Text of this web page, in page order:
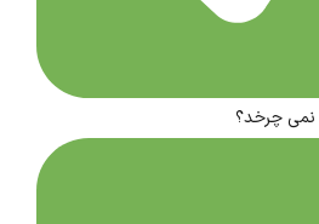
چرخد؟